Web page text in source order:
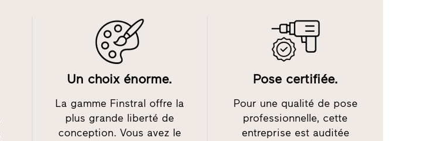
Un choix énorme.
La gamme Finstral offre la
plus grande liberté de
conception. Vous avez le
Pose certifiée.
Pour une qualité de pose
professionnelle, cette
entreprise est auditée